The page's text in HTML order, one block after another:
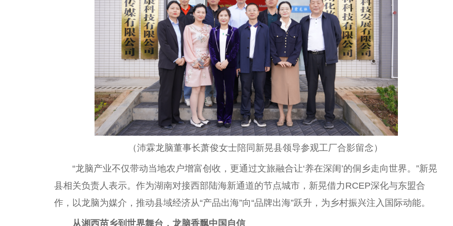
（沛霖龙脑董事长萧俊女士陪同新晃县领导参观工厂合影留念）
“龙脑产业不仅带动当地农户增富创收，更通过文旅融合让‘养在深闺’的侗乡走向世界。”新晃
县相关负责人表示。作为湖南对接西部陆海新通道的节点城市，新晃借力RCEP深化与东盟合
作，以龙脑为媒介，推动县域经济从“产品出海”向“品牌出海”跃升，为 乡村振兴注入国际动能。
从湘西苗乡到世界舞台 ，龙脑香飘中国 自信